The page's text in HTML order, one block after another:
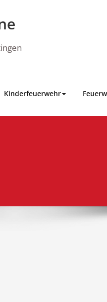
Kinderfeuerwehr